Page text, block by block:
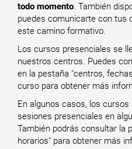
todo momento. También
puedes comunicarte con tus
este camino formativo.
Los cursos presenciales se
nuestros centros. Puedes
en la pestaña "centros,
curso para obtener más
En algunos casos, los
sesiones presenciales en
También podrás consultar la
horarios" para obtener más